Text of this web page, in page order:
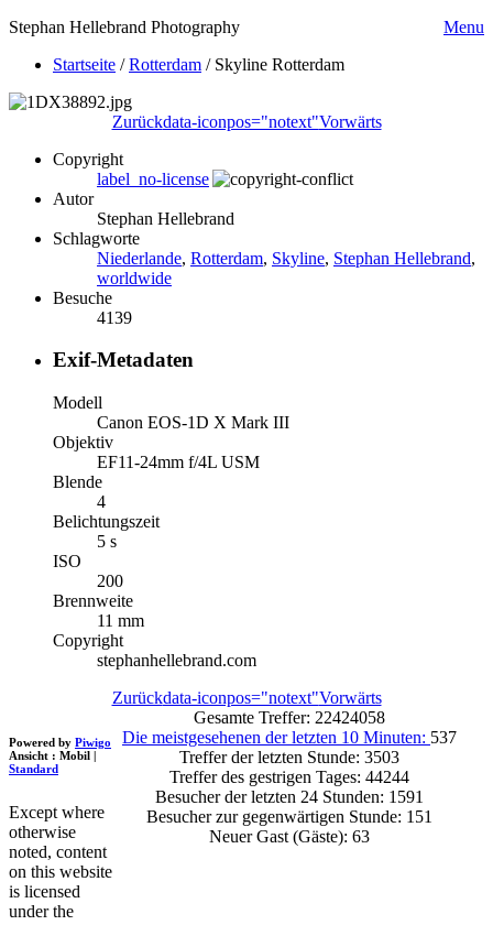
Stephan Hellebrand Photography
Menu
Startseite /Rotterdam / Skyline Rotterdam
Zurückdata-iconpos="notext"Vorwärts
Copyright
label_no-license
Autor
Stephan Hellebrand
Schlagworte
Niederlande, Rotterdam, Skyline, Stephan Hellebrand,
worldwide
Besuche
4139
Exif-Metadaten
Modell
Canon EOS-1D X Mark III
Objektiv
EF11-24mm f/4L USM
Blende
4
Belichtungszeit
5 s
ISO
200
Brennweite
11 mm
Copyright
stephanhellebrand.com
Zurückdata-iconpos="notext"Vorwärts
Gesamte Treffer: 22424058
Die meistgesehenen der letzten 10 Minuten: 537
Treffer der letzten Stunde: 3503
Treffer des gestrigen Tages: 44244
Besucher der letzten 24 Stunden: 1591
Besucher zur gegenwärtigen Stunde: 151
Neuer Gast (Gäste): 63
Powered by Piwigo
Ansicht : Mobil |
Standard
Except where
otherwise
noted, content
on this website
is licensed
under the